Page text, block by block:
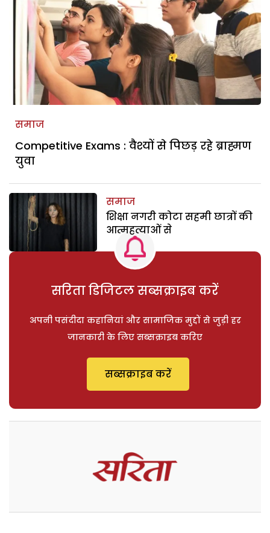
समाज
Competitive Exams : वैश्यों से पिछड़ रहे ब्राह्मण
युवा
समाज
शिक्षा नगरी कोटा सहमी छात्रों की
आत्महत्याओं से
सरिता डिजिटल सब्सक्राइब करें
अपनी पसंदीदा कहानियां और सामाजिक मुद्दों से जुड़ी हर
जानकारी के लिए सब्सक्राइब करिए
सब्सक्राइब करें